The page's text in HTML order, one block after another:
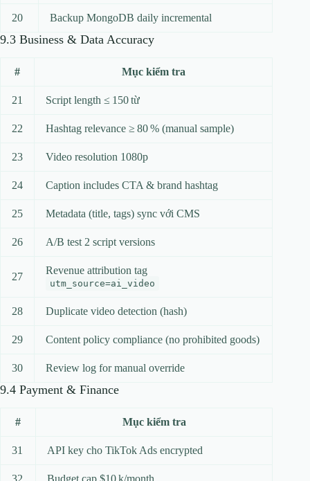
20 Backup MongoDB daily incremental
9.3 Business & Data Accuracy
# Mục kiểm tra
21 Script length ≤ 150 từ
22 Hashtag relevance ≥ 80 % (manual sample)
23 Video resolution 1080p
24 Caption includes CTA & brand hashtag
25 Metadata (title, tags) sync với CMS
26 A/B test 2 script versions
27
Revenue attribution tag
utm_source=ai_video
28 Duplicate video detection (hash)
29 Content policy compliance (no prohibited goods)
30 Review log for manual override
9.4 Payment & Finance
# Mục kiểm tra
31 API key cho TikTok Ads encrypted